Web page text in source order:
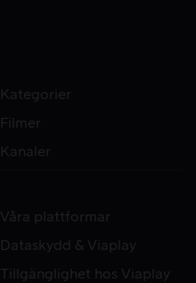
Kategorier
Filmer
Kanaler
Våra plattformar
Dataskydd & Viaplay
Tillgänglighet hos Viaplay